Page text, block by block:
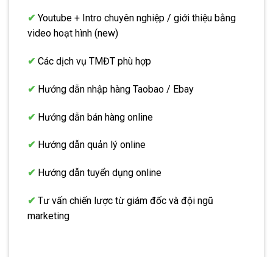
✔ Youtube + Intro chuyên nghiệp / giới thiệu bằng
video hoạt hình (new)
✔ Các dịch vụ TMĐT phù hợp
✔ Hướng dẫn nhập hàng Taobao / Ebay
✔ Hướng dẫn bán hàng online
✔ Hướng dẫn quản lý online
✔ Hướng dẫn tuyển dụng online
✔ Tư vấn chiến lược từ giám đốc và đội ngũ
marketing